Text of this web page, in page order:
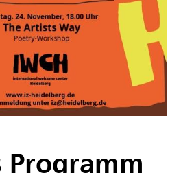
Programm